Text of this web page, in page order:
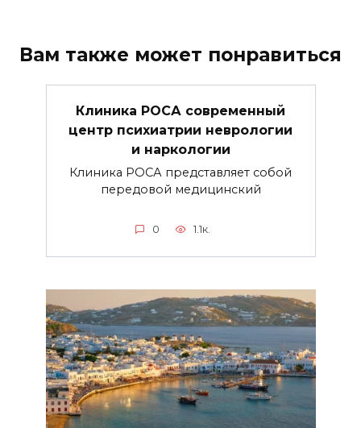
Вам также может понравиться
Клиника РОСА современный
центр психиатрии неврологии
и наркологии
Клиника РОСА представляет собой
передовой медицинский
0 1.1к.